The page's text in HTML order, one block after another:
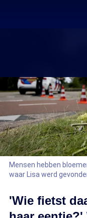
Mensen hebben
waar Lisa werd
'Wie fietst